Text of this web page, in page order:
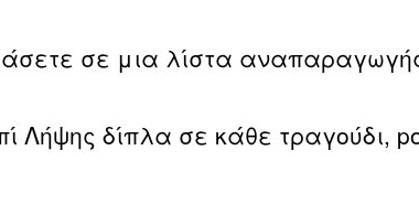
σε μια λίστα
δίπλα σε κάθε τραγούδι,